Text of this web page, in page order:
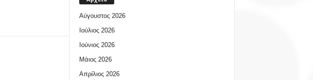
Αύγουστος 2026
Ιούλιος 2026
Ιούνιος 2026
Μάιος 2026
Απρίλιος 2026